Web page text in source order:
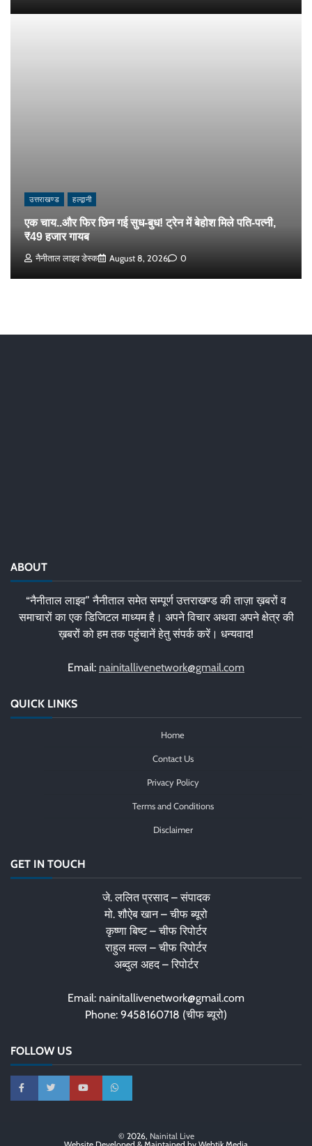
उत्तराखण्ड हल्द्वानी
एक चाय..और फिर छिन गई सुध-बुध! ट्रेन में बेहोश मिले पति-पत्नी,
₹49 हजार गायब
नैनीताल लाइव डेस्क August 8, 2026 0
ABOUT
“नैनीताल लाइव” नैनीताल समेत सम्पूर्ण उत्तराखण्ड की ताज़ा ख़बरों व
समाचारों का एक डिजिटल माध्यम है। अपने विचार अथवा अपने क्षेत्र की
ख़बरों को हम तक पहुंचानें हेतु संपर्क करें। धन्यवाद!
Email: nainitallivenetwork@gmail.com
QUICK LINKS
Home
Contact Us
Privacy Policy
Terms and Conditions
Disclaimer
GET IN TOUCH
जे. ललित प्रसाद – संपादक
मो. शौऐब खान – चीफ ब्यूरो
कृष्णा बिष्ट – चीफ रिपोर्टर
राहुल मल्ल – चीफ रिपोर्टर
अब्दुल अहद – रिपोर्टर
Email: nainitallivenetwork@gmail.com
Phone: 9458160718 (चीफ ब्यूरो)
FOLLOW US
© 2026, Nainital Live